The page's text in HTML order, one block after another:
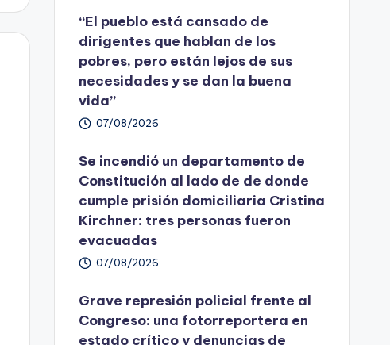
“El pueblo está cansado de
dirigentes que hablan de los
pobres, pero están lejos de sus
necesidades y se dan la buena
vida”
07/08/2026
Se incendió un departamento de
Constitución al lado de de donde
cumple prisión domiciliaria Cristina
Kirchner: tres personas fueron
evacuadas
07/08/2026
Grave represión policial frente al
Congreso: una fotorreportera en
estado crítico y denuncias de